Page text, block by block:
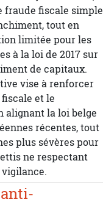
fraude fiscale simple
tout en
limitée pour les
à la loi de 2017 sur
de capitaux.
vise à renforcer
et le
alignant la loi belge
récentes, tout
plus sévères pour
ne respectant